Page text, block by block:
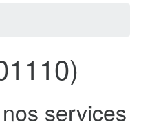
services